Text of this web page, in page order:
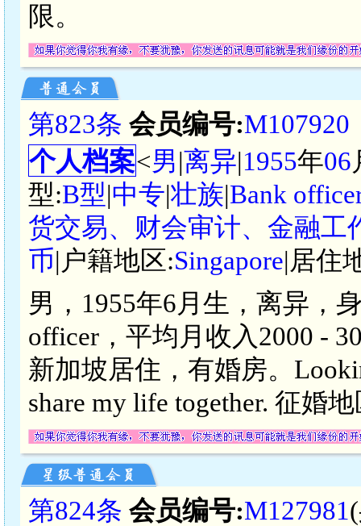
限。
第823条 会员编号:M107920
个人档案<男|离异|1955年06
型:B型|中专|壮族|Bank
货交易、财会审计、金融工
币|户籍地区:Singapore|居住
男，1955年6月生，离异，
officer，平均月收入2000 -
新加坡居住，有婚房。
share my life together. 征婚
第824条 会员编号:M127981